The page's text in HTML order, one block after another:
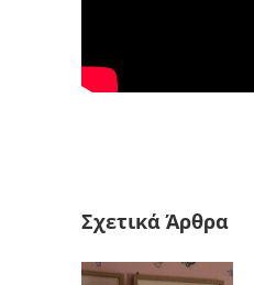
Σχετικά Άρθρα